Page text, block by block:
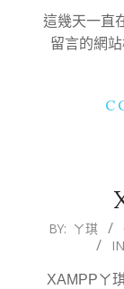
09
這幾天一直
留言的網
2009-
09
BY: ㄚ琪
XAMPPㄚ